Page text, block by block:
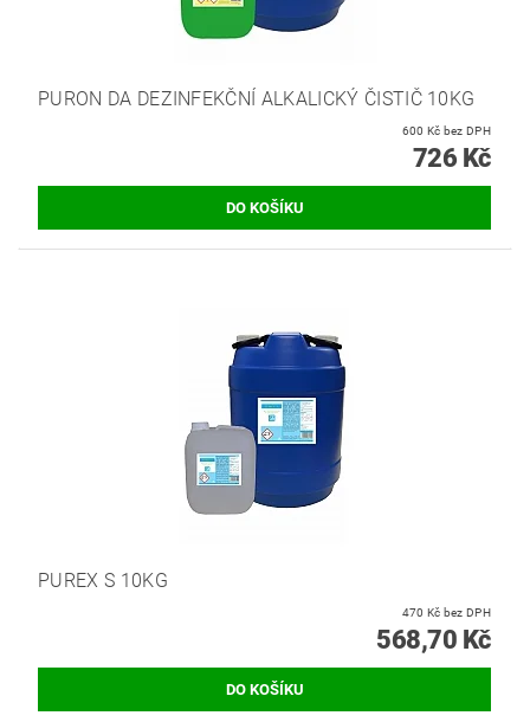
PURON DA DEZINFEKČNÍ ALKALICKÝ ČISTIČ 10KG
600 Kč bez DPH
726 Kč
PUREX S 10KG
470 Kč bez DPH
568,70 Kč